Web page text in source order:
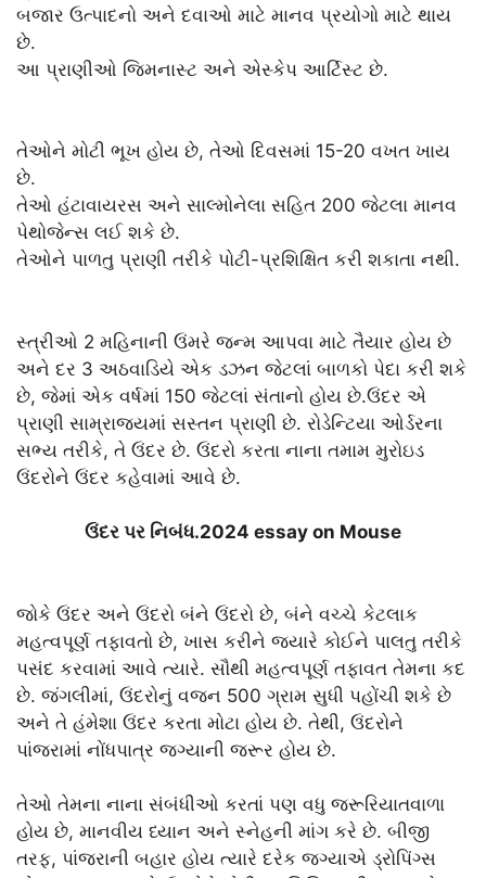
બજાર ઉત્પાદનો અને દવાઓ માટે માનવ પ્રયોગો માટે થાય
છે.
આ પ્રાણીઓ જિમનાસ્ટ અને એસ્કેપ આર્ટિસ્ટ છે.
તેઓને મોટી ભૂખ હોય છે, તેઓ દિવસમાં 15-20 વખત ખાય
છે.
તેઓ હંટાવાયરસ અને સાલ્મોનેલા સહિત 200 જેટલા માનવ
પેથોજેન્સ લઈ શકે છે.
તેઓને પાળતુ પ્રાણી તરીકે પોટી-પ્રશિક્ષિત કરી શકાતા નથી.
સ્ત્રીઓ 2 મહિનાની ઉંમરે જન્મ આપવા માટે તૈયાર હોય છે
અને દર 3 અઠવાડિયે એક ડઝન જેટલાં બાળકો પેદા કરી શકે
છે, જેમાં એક વર્ષમાં 150 જેટલાં સંતાનો હોય છે.ઉંદર એ
પ્રાણી સામ્રાજ્યમાં સસ્તન પ્રાણી છે. રોડેન્ટિયા ઓર્ડરના
સભ્ય તરીકે, તે ઉંદર છે. ઉંદરો કરતા નાના તમામ મુરોઇડ
ઉંદરોને ઉંદર કહેવામાં આવે છે.
ઉંદર પર નિબંધ.2024 essay on Mouse
જોકે ઉંદર અને ઉંદરો બંને ઉંદરો છે, બંને વચ્ચે કેટલાક
મહત્વપૂર્ણ તફાવતો છે, ખાસ કરીને જ્યારે કોઈને પાલતુ તરીકે
પસંદ કરવામાં આવે ત્યારે. સૌથી મહત્વપૂર્ણ તફાવત તેમના કદ
છે. જંગલીમાં, ઉંદરોનું વજન 500 ગ્રામ સુધી પહોંચી શકે છે
અને તે હંમેશા ઉંદર કરતા મોટા હોય છે. તેથી, ઉંદરોને
પાંજરામાં નોંધપાત્ર જગ્યાની જરૂર હોય છે.
તેઓ તેમના નાના સંબંધીઓ કરતાં પણ વધુ જરૂરિયાતવાળા
હોય છે, માનવીય ધ્યાન અને સ્નેહની માંગ કરે છે. બીજી
તરફ, પાંજરાની બહાર હોય ત્યારે દરેક જગ્યાએ ડ્રોપિંગ્સ